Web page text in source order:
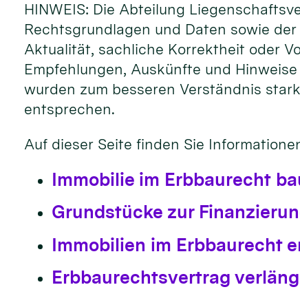
HINWEIS: Die Abteilung
Rechtsgrundlagen und Daten sowie
Aktualität, sachliche Korrektheit oder
Empfehlungen, Auskünfte und
wurden zum besseren Verständnis
entsprechen.
Auf dieser Seite finden Sie
Immobilie im Erbbaurecht
Grundstücke zur
Immobilien im Erbbaurecht
Erbbaurechtsvertrag